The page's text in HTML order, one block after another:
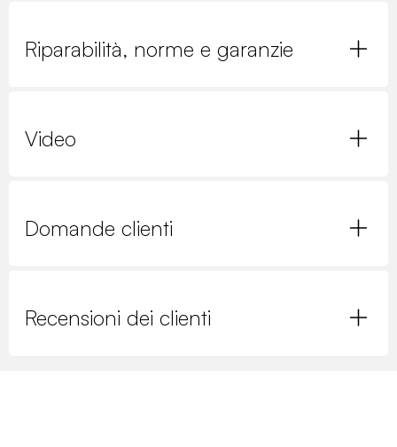
Riparabilità, norme e garanzie
Video
Domande clienti
Recensioni dei clienti